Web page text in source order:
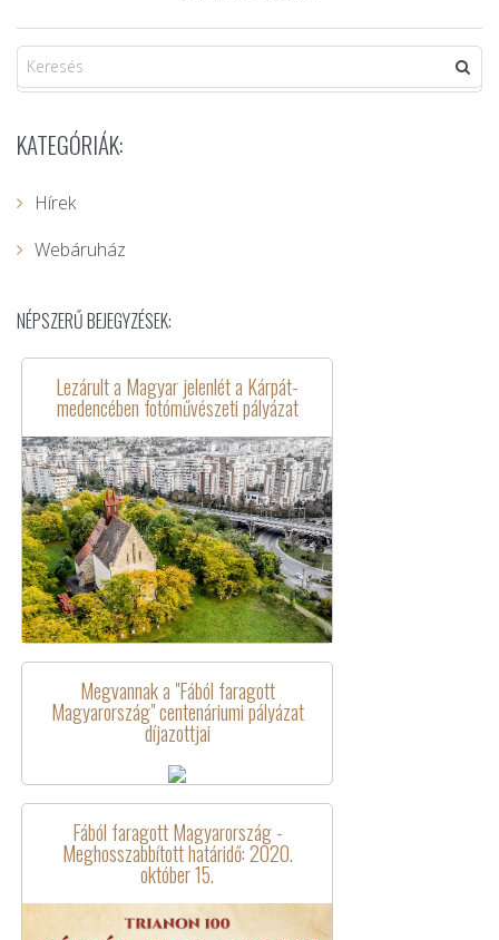
KATEGÓRIÁK:
Hírek
Webáruház
NÉPSZERŰ BEJEGYZÉSEK:
Lezárult a Magyar jelenlét a Kárpát-
medencében fotóművészeti pályázat
Megvannak a "Fából faragott
Magyarország" centenáriumi pályázat
díjazottjai
Fából faragott Magyarország -
Meghosszabbított határidő: 2020.
október 15.